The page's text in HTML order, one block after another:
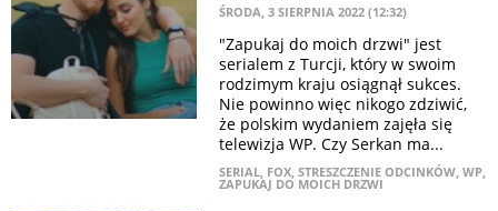
ŚRODA, 3 SIERPNIA 2022 (12:32)
"Zapukaj do moich drzwi" jest
serialem z Turcji, który w swoim
rodzimym kraju osiągnął sukces.
Nie powinno więc nikogo zdziwić,
że polskim wydaniem zajęła się
telewizja WP. Czy Serkan ma...
SERIAL, FOX, STRESZCZENIE ODCINKÓW, WP,
ZAPUKAJ DO MOICH DRZWI